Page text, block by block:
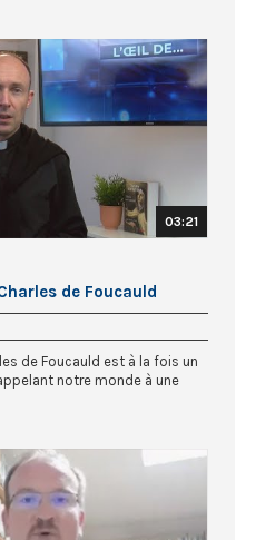
03:21
de Foucauld
de Foucauld est à la fois un
notre monde à une